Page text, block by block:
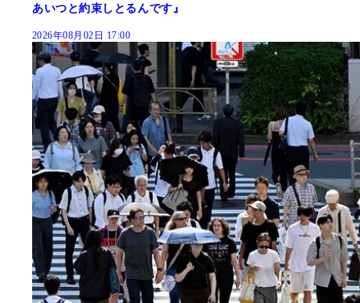
あいつと約束しとるんです』
2026年08月02日 17:00